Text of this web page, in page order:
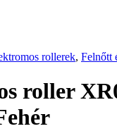
rollerek, Felnőtt
roller